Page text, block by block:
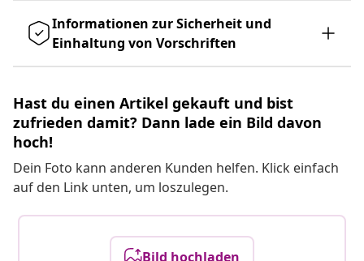
Informationen zur Sicherheit und
Einhaltung von Vorschriften
Hast du einen Artikel gekauft und bist
zufrieden damit? Dann lade ein Bild davon
hoch!
Dein Foto kann anderen Kunden helfen. Klick einfach
auf den Link unten, um loszulegen.
Bild hochladen